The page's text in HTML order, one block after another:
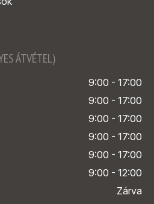
ÁTVÉTEL)
9:00 - 17:00
9:00 - 17:00
9:00 - 17:00
9:00 - 17:00
9:00 - 17:00
9:00 - 12:00
Zárva